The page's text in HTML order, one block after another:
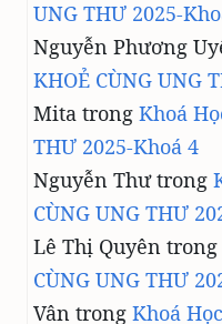
UNG THƯ 2025-
Nguyễn Phương
KHOẺ CÙNG UNG
Mita trong Khoá
THƯ 2025-Khoá 4
Nguyễn Thưtrong
CÙNG UNG THƯ
Lê Thị Quyên trong
CÙNG UNG THƯ
Vân trong Khoá